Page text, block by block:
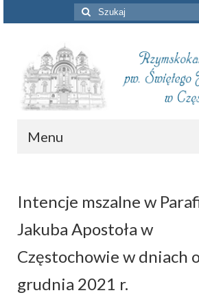
Szuklaj
w:
Menu
Intencje mszalne
Informacje duszpasterskie
Piszą o nas
Remont kościoła
Intencje mszalne w
Jakuba Apostoła w
Częstochowie w dniach
grudnia 2021 r.